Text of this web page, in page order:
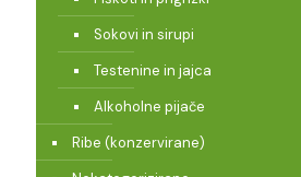
Sokovi in sirupi
Testenine in jajca
Alkoholne pijače
Ribe (konzervirane)